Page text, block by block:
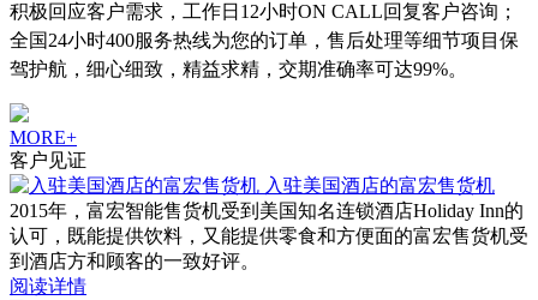
积极回应客户需求，工作日12小时ON CALL回复客户咨询；
全国24小时400服务热线为您的订单，售后处理等细节项目保
驾护航，细心细致，精益求精，交期准确率可达99%。
MORE+
客户见证
入驻美国酒店的富宏售货机
2015年，富宏智能售货机受到美国知名连锁酒店Holiday Inn的
认可，既能提供饮料，又能提供零食和方便面的富宏售货机受
到酒店方和顾客的一致好评。
阅读详情